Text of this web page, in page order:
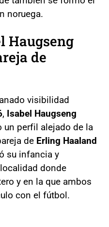
noruega.
Haugseng
de
visibilidad
, Isabel Haugseng
un perfil alejado de la
de Erling Haaland
su infancia y
donde
y en la que ambos
con el fútbol.